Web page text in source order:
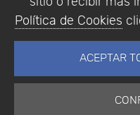
Política de Cookies
ACEPTAR
© Copyright